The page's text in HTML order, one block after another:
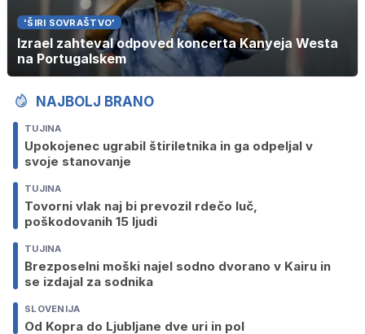
'ŠIRI SOVRAŠTVO'
Izrael zahteval odpoved koncerta Kanyeja Westa
na Portugalskem
NAJBOLJ BRANO
TUJINA
Upokojenec ugrabil štiriletnika in ga odpeljal v
svoje stanovanje
TUJINA
Tovorni vlak naj bi prevozil rdečo luč,
poškodovanih 15 ljudi
TUJINA
Brezposelni moški najel sodno dvorano v Kairu in
se izdajal za sodnika
SLOVENIJA
Od Kopra do Ljubljane dve uri in pol